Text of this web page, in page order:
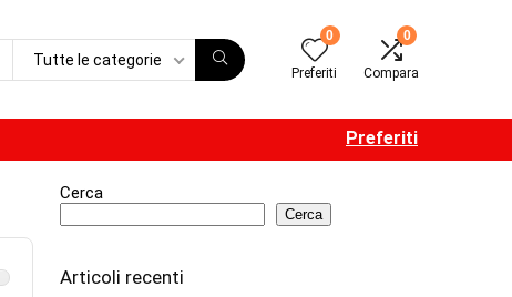
Tutte le categorie
0
Preferiti
0
Compara
Preferiti
Cerca
Cerca
Articoli recenti